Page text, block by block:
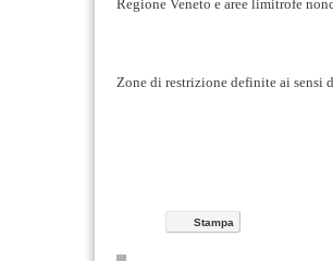
Regione Veneto e aree limitrofe
Zone di restrizione definite ai sensi
Stampa